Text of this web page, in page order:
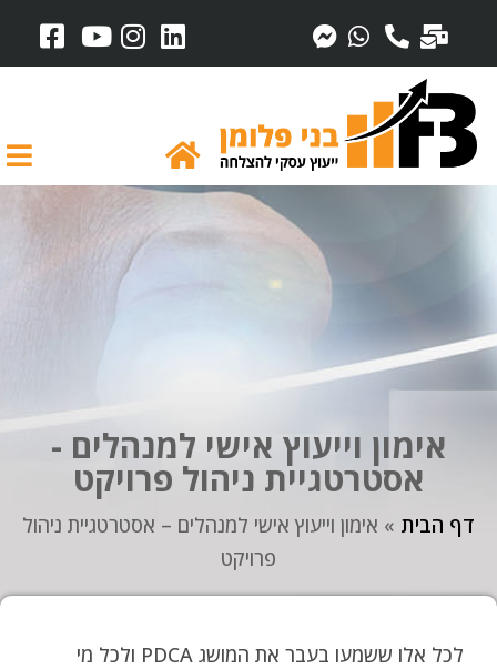
אימון וייעוץ אישי למנהלים -
אסטרטגיית ניהול פרויקט
דף הבית » אימון וייעוץ אישי למנהלים – אסטרטגיית ניהול
פרויקט
לכל אלו ששמעו בעבר את המושג PDCA ולכל מי